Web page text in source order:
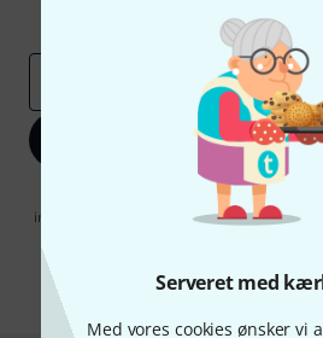
Serveret med
Med vores cookies ønsker vi
Inspirerende bidrag
Tilbud
Tilmeld dig
Når jeg klikker på "Tilmeld dig nu",
indforstået med at modtage e-mail-
* Obligatorisk